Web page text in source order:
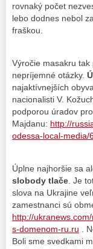
rovnaký počet
lebo dodnes nebol
fraškou.
Výročie masakru
nepríjemné otázky.
najaktívnejších
nacionalisti V.
podporou úradov
Majdanu: http://
odessa-local-media/
Úplne najhoršie sa
slobody tlače. Je
slova na Ukrajine
zamestnanci sú
http://
s-domenom-ru.ru .
Boli sme svedkami